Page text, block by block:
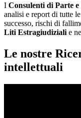
I Consulenti di Parte e
analisi e report di tutte
successo, rischi di
Liti Estragiudiziali e
Le nostre
intellettuali